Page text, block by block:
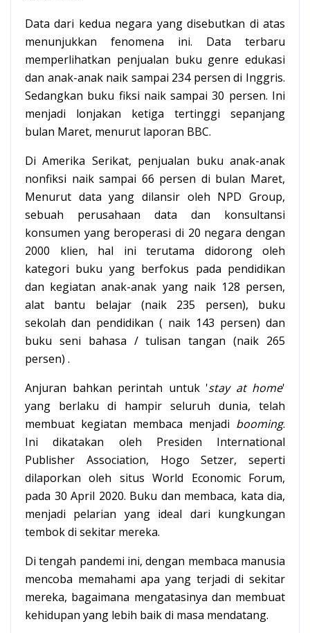
Data dari kedua negara yang disebutkan di atas
menunjukkan fenomena ini. Data terbaru
memperlihatkan penjualan buku genre edukasi
dan anak-anak naik sampai 234 persen di Inggris.
Sedangkan buku fiksi naik sampai 30 persen. Ini
menjadi lonjakan ketiga tertinggi sepanjang
bulan Maret, menurut laporan BBC.
Di Amerika Serikat, penjualan buku anak-anak
nonfiksi naik sampai 66 persen di bulan Maret,
Menurut data yang dilansir oleh NPD Group,
sebuah perusahaan data dan konsultansi
konsumen yang beroperasi di 20 negara dengan
2000 klien, hal ini terutama didorong oleh
kategori buku yang berfokus pada pendidikan
dan kegiatan anak-anak yang naik 128 persen,
alat bantu belajar (naik 235 persen), buku
sekolah dan pendidikan ( naik 143 persen) dan
buku seni bahasa / tulisan tangan (naik 265
persen) .
Anjuran bahkan perintah untuk 'stay at home'
yang berlaku di hampir seluruh dunia, telah
membuat kegiatan membaca menjadi booming.
Ini dikatakan oleh Presiden International
Publisher Association, Hogo Setzer, seperti
dilaporkan oleh situs World Economic Forum,
pada 30 April 2020. Buku dan membaca, kata dia,
menjadi pelarian yang ideal dari kungkungan
tembok di sekitar mereka.
Di tengah pandemi ini, dengan membaca manusia
mencoba memahami apa yang terjadi di sekitar
mereka, bagaimana mengatasinya dan membuat
kehidupan yang lebih baik di masa mendatang.